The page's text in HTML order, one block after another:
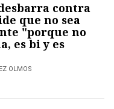
contra
que no sea
"porque no
es bi y es
OLMOS